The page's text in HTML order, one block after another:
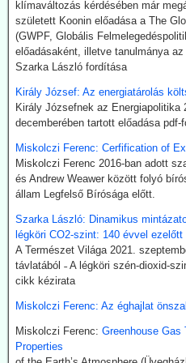
amit a Fischer-Tropsch eljárás
folyékony szénhidrogén-
megfelelő irányításánál a
legalábbis indiai források szerint
Problémánk avval van, ha a
adófizetői szubvenciókból akar
klíma-lezárásokat a
Google és az egyéb MI által
klímavészhelyzet miatti
WHO megbízásából dolgozó
októberében. A támogatók
világ legnagyobb vállalatait
Sustainable Development. Az
miatti lezárások a vörös hús
járműhasználat
kitermelésének
intézkedéseket jelentenének.
Hogy erre (egyelőre legalább
klímaváltozás kérdésében már
született Koonin előadása a The
(GWPF, Globális
előadásaként, illetve tanulmánya az
Szarka László fordítása
Király József: Az energiatárolás
Király Józsefnek az Energiapolitika
decemberében tartott előadása pdf-
Miskolczi Ferenc: Cerfification of
Miskolczi Ferenc 2016-ban adott
és Andrew Weawer között folyó
állam Legfelső Bírósága előtt.
Szarka László: Dinamikus
légköri CO2-szint: 140 évvel
A Természet Világa 2021.
távlatából ˗ A légköri szén-dioxid-
cikk kézirata
Miskolczi Ferenc: Az éghajlat
Miskolczi Ferenc: Greenhouse Gas
Properties